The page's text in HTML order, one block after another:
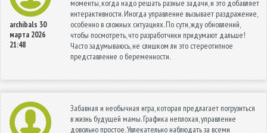
archibals 30
марта 2026
21:48
моменты, когда надо решать разные задачи, и это добавляет
интерактивности. Иногда управление вызывает раздражение,
особенно в сложных ситуациях. По сути, жду обновлений,
чтобы посмотреть, что разработчики придумают дальше!
Часто задумываюсь, не слишком ли это стереотипное
представление о беременности.
Забавная и необычная игра, которая предлагает погрузиться
в жизнь будущей мамы. Графика неплохая, управление
довольно простое. Увлекательно наблюдать за всеми